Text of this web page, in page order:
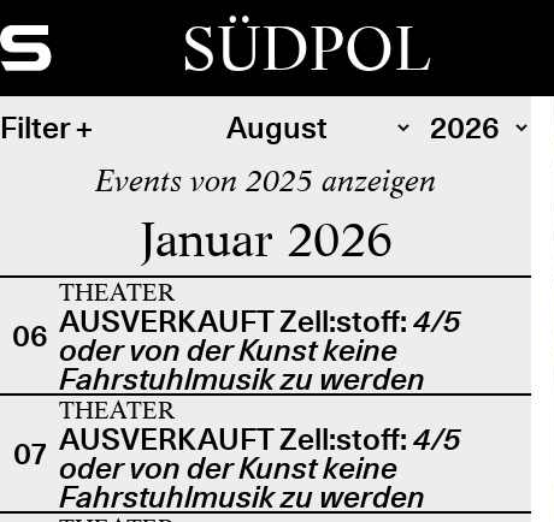
SÜDPOL
Filter
Events von 2025 anzeigen
Januar 2026
06
THEATER
AUSVERKAUFT Zell:stoff: 4/5
oder von der Kunst keine
Fahrstuhlmusik zu werden
07
THEATER
AUSVERKAUFT Zell:stoff: 4/5
oder von der Kunst keine
Fahrstuhlmusik zu werden